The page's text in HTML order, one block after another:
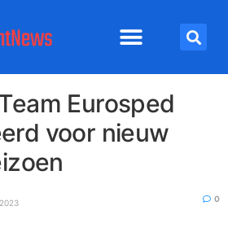
Eurosped
voor nieuw
0